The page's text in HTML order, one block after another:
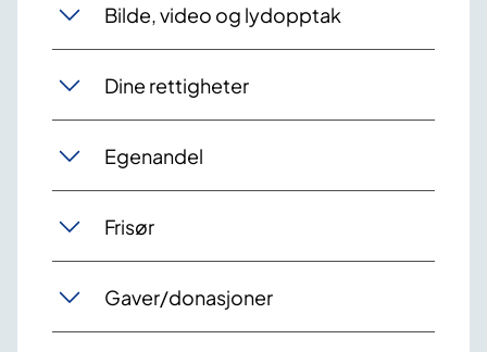
Bilde, video og lydopptak
Dine rettigheter
Egenandel
Frisør
Gaver/donasjoner